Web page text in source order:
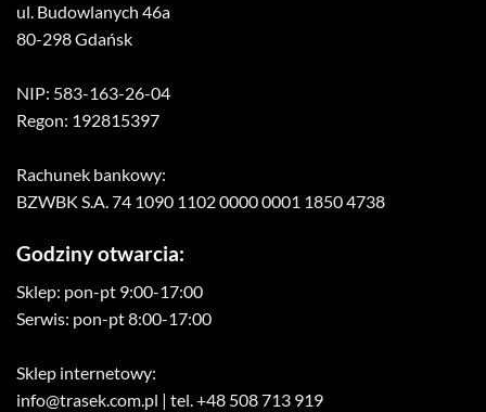
ul. Budowlanych 46a
80-298 Gdańsk
NIP: 583-163-26-04
Regon: 192815397
Rachunek bankowy:
BZWBK S.A. 74 1090 1102 0000 0001 1850 4738
Godziny otwarcia:
Sklep: pon-pt 9:00-17:00
Serwis: pon-pt 8:00-17:00
Sklep internetowy:
info@trasek.com.pl | tel. +48 508 713 919